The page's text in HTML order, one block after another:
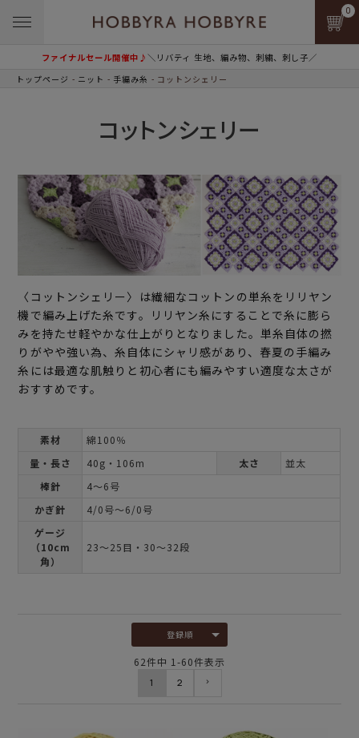
ファイナルセール開催中♪＼リバティ 生地、編み物、刺繍、刺し子／
0
トップページ ニット 手編み糸 コットンシェリー
コットンシェリー
〈コットンシェリー〉は繊細なコットンの単糸をリリヤン
機で編み上げた糸です。リリヤン糸にすることで糸に膨ら
みを持たせ軽やかな仕上がりとなりました。単糸自体の撚
りがやや強い為、糸自体にシャリ感があり、春夏の手編み
糸には最適な肌触りと初心者にも編みやすい適度な太さが
おすすめです。
素材
綿100％
量・長さ
40g・106m 太さ
並太
棒針
4～6号
かぎ針
4/0号～6/0号
ゲージ
（10cm
角）
23～25目・30～32段
登録順
62件中 1 -60件表示
1 2